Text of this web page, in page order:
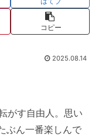
コピー
2025.08.14
がす自由人。思い
ぶん一番楽しんで